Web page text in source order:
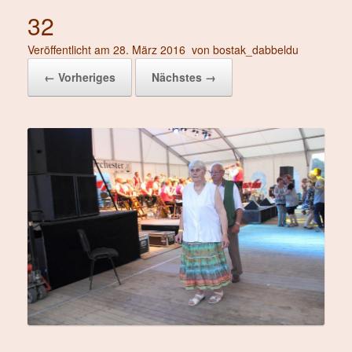
32
Veröffentlicht am 28. März 2016 von bostak_dabbeldu
← Vorheriges
Nächstes →